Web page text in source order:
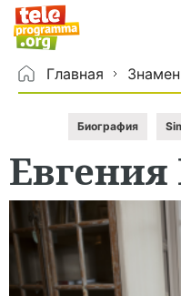
Главная
Биография
Евгения